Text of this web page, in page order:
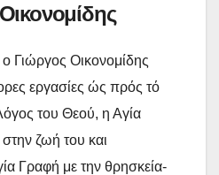
Γιώργος Οικονομίδης
εργασίες ώς πρός τό
του Θεού, η Αγία
ζωή του και
Γραφή με την θρησκεία-